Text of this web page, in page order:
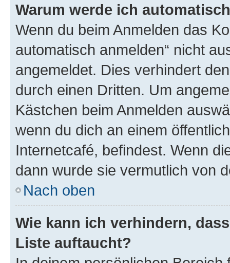
Warum werde ich
Wenn du beim Anmelden das
automatisch anmelden“ nicht
angemeldet. Dies verhindert
durch einen Dritten. Um
Kästchen beim Anmelden
wenn du dich an einem
Internetcafé, befindest. Wenn
dann wurde sie vermutlich von
Nach oben
Wie kann ich verhindern,
Liste auftaucht?